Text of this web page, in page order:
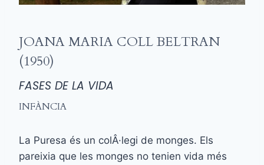
JOANA MARIA COLL BELTRAN
(1950)
FASES DE LA VIDA
INFÀNCIA
La Puresa és un colÂ·legi de monges. Els
pareixia que les monges no tenien vida més